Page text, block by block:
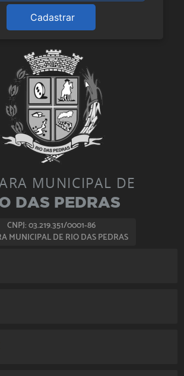
Cadastrar
MUNICIPAL DE
DAS PEDRAS
CNPJ: 03.219.351/0001-86
MUNICIPAL DE RIO DAS PEDRAS